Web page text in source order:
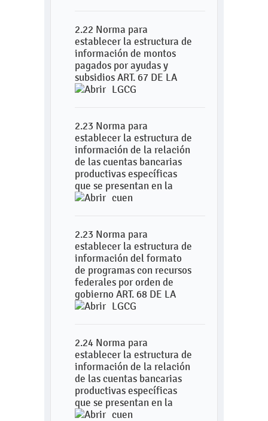
2.22 Norma para
establecer la estructura de
información de montos
pagados por ayudas y
subsidios ART. 67 DE LA
LGCG
2.23 Norma para
establecer la estructura de
información de la relación
de las cuentas bancarias
productivas específicas
que se presentan en la
cuen
2.23 Norma para
establecer la estructura de
información del formato
de programas con recursos
federales por orden de
gobierno ART. 68 DE LA
LGCG
2.24 Norma para
establecer la estructura de
información de la relación
de las cuentas bancarias
productivas específicas
que se presentan en la
cuen